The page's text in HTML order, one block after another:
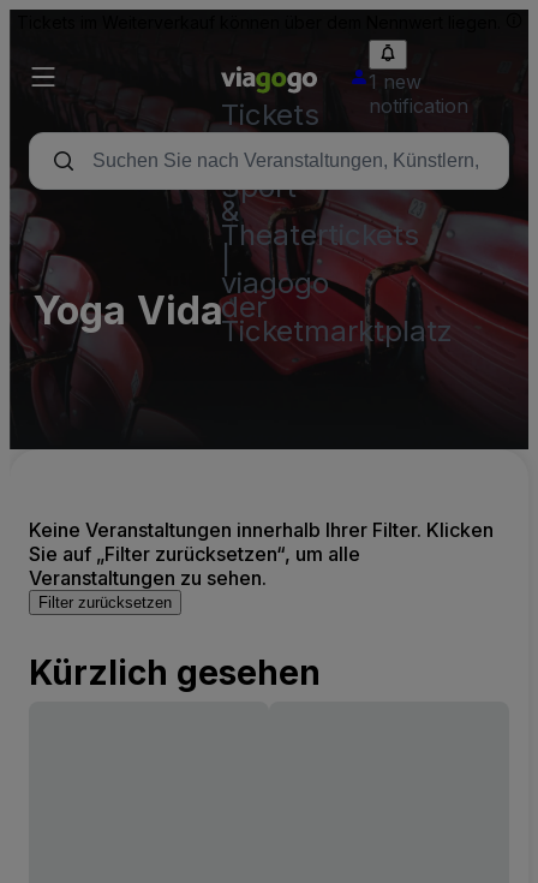
Tickets
-
Konzert-,
Sport-
&
Theatertickets
viagogo
der
Ticketmarktplatz
1 new
notification
Yoga Vida
Keine Veranstaltungen innerhalb Ihrer Filter. Klicken
Sie auf „Filter zurücksetzen“, um alle
Veranstaltungen zu sehen.
Filter zurücksetzen
Kürzlich gesehen